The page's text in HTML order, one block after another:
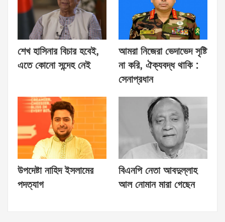
শেখ হাসিনার বিচার হবেই,
এতে কোনো সন্দেহ নেই
আমরা নিজেরা ভেদাভেদ সৃষ্টি
না করি, ঐক্যবদ্ধ থাকি :
সেনাপ্রধান
উপদেষ্টা নাহিদ ইসলামের
পদত্যাগ
বিএনপি নেতা আবদুল্লাহ
আল নোমান মারা গেছেন